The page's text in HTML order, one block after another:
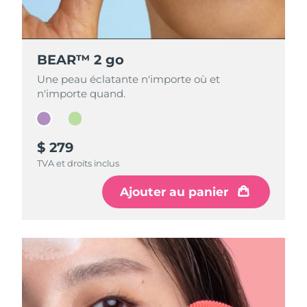
BEAR™ 2 go
Une peau éclatante n'importe où et
n'importe quand.
$ 279
TVA et droits inclus
Ajouter au panier
BEAR™ 2 go
Une peau éclatante n'importe où et
n'importe quand.
$ 279
TVA et droits inclus
Ajouter au panier